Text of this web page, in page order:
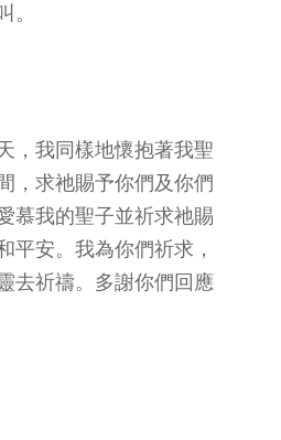
。
，我同樣地懷抱著我聖
，求祂賜予你們及你們
慕我的聖子並祈求祂賜
平安。我為你們祈求，
去祈禱。多謝你們回應